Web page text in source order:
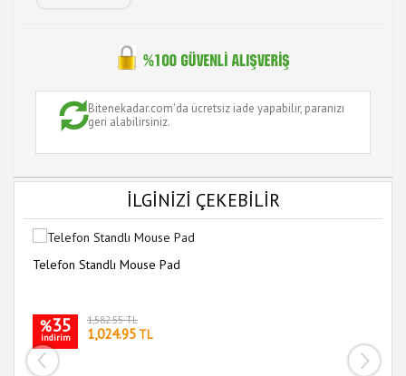
Bitenekadar.com'da ücretsiz iade yapabilir, paranızı
geri alabilirsiniz.
İLGİNİZİ ÇEKEBİLİR
Telefon Standlı Mouse Pad
%35
indirim
1,582.55 TL
1,024.95 TL